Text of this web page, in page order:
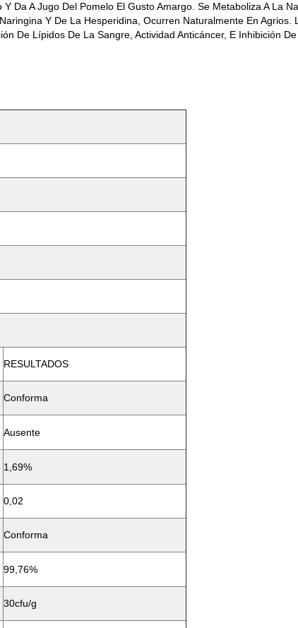
Da A Jugo Del Pomelo El Gusto Amargo. Se Metaboliza A La
Y De La Hesperidina, Ocurren Naturalmente En
De Lípidos De La Sangre, Actividad Anticáncer, E Inhibición
RESULTADOS
Conforma
Ausente
1,69%
0,02
Conforma
99,76%
30cfu/g